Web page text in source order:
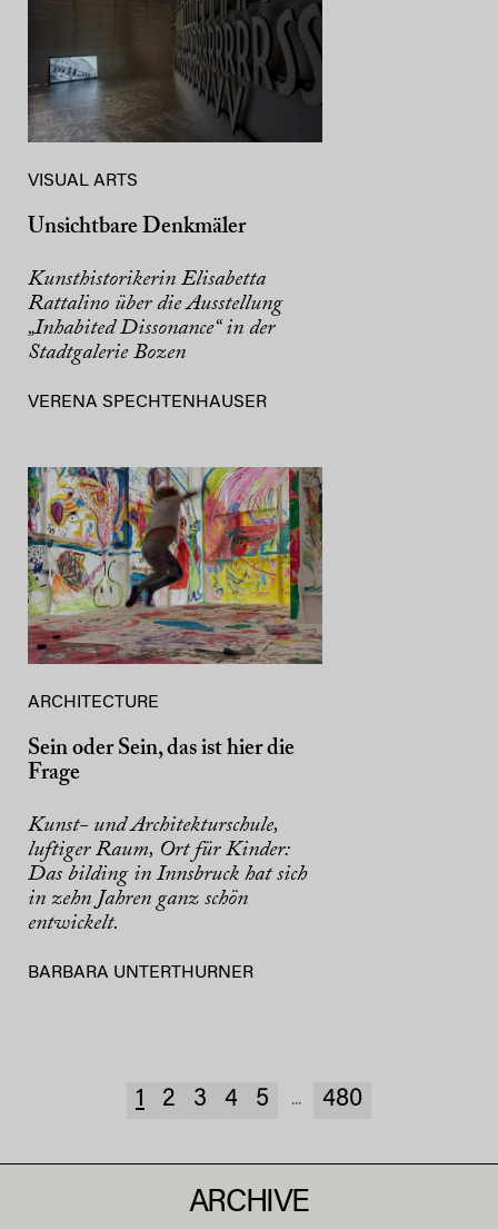
VISUAL ARTS
Unsichtbare Denkmäler
Kunsthistorikerin Elisabetta
Rattalino über die Ausstellung
„Inhabited Dissonance“ in der
Stadtgalerie Bozen
VERENA SPECHTENHAUSER
ARCHITECTURE
Sein oder Sein, das ist hier die
Frage
Kunst- und Architekturschule,
luftiger Raum, Ort für Kinder:
Das bilding in Innsbruck hat sich
in zehn Jahren ganz schön
entwickelt.
BARBARA UNTERTHURNER
1 2 3 4 5 ... 480
ARCHIVE